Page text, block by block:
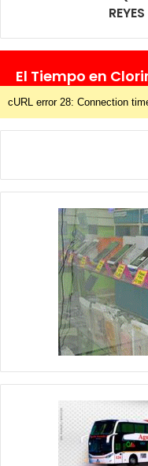
El Tiempo en
cURL error 28: Connection